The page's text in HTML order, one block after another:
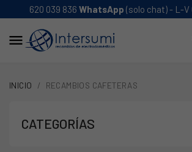
620 039 836 WhatsApp (solo chat) - L-V

INICIO RECAMBIOS CAFETERAS
CATEGORÍAS